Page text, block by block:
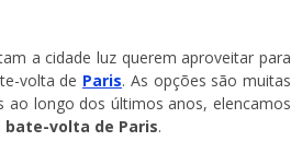
a cidade luz querem aproveitar para
volta de Paris. As opções são muitas
ao longo dos últimos anos, elencamos
bate-volta de Paris.